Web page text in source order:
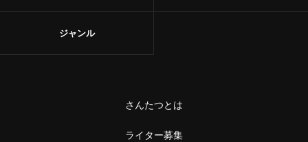
ジャンル
さんたつとは
ライター募集